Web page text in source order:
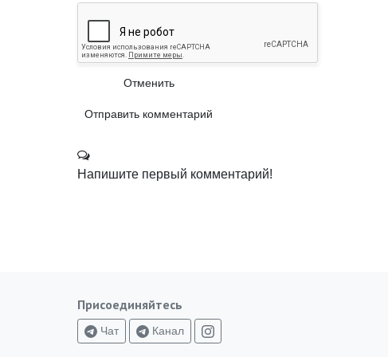
Отменить
Отправить комментарий
Напишите первый комментарий!
Присоединяйтесь
Чат Канал